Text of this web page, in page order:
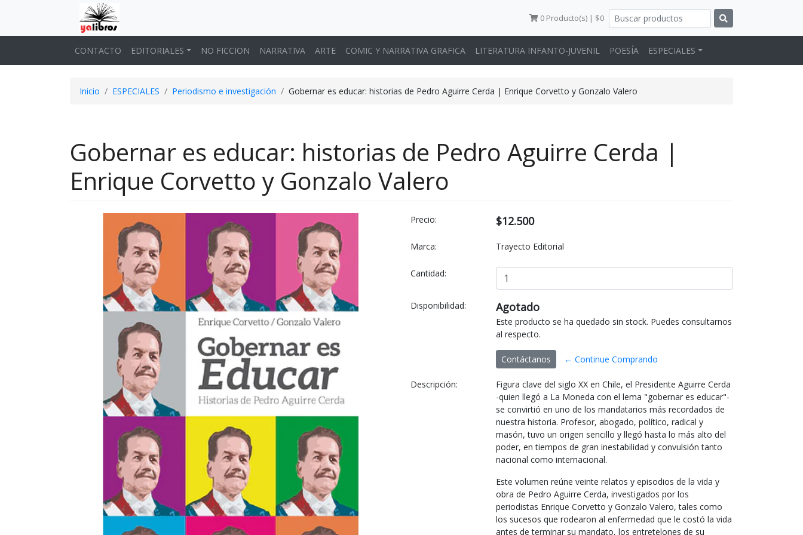
0 Producto(s) | $0
CONTACTO EDITORIALES NO FICCION NARRATIVA ARTE COMIC Y NARRATIVA GRAFICA LITERATURA INFANTO-JUVENIL POESÍA ESPECIALES
Inicio ESPECIALES Periodismo e investigación Gobernar es educar: historias de Pedro Aguirre Cerda | Enrique Corvetto y Gonzalo Valero
Gobernar es educar: historias de Pedro Aguirre Cerda |
Enrique Corvetto y Gonzalo Valero
Precio: $12.500
Marca: Trayecto Editorial
Cantidad:
Disponibilidad: Agotado
Este producto se ha quedado sin stock. Puedes consultarnos
al respecto.
Contáctanos ← Continue Comprando
Descripción:
Figura clave del siglo XX en Chile, el Presidente Aguirre Cerda
-quien llegó a La Moneda con el lema "gobernar es educar"-
se convirtió en uno de los mandatarios más recordados de
nuestra historia. Profesor, abogado, político, radical y
masón, tuvo un origen sencillo y llegó hasta lo más alto del
poder, en tiempos de gran inestabilidad y convulsión tanto
nacional como internacional.
Este volumen reúne veinte relatos y episodios de la vida y
obra de Pedro Aguirre Cerda, investigados por los
periodistas Enrique Corvetto y Gonzalo Valero, tales como
los sucesos que rodearon al enfermedad que le costó la vida
antes de terminar su mandato, los entretelones de su